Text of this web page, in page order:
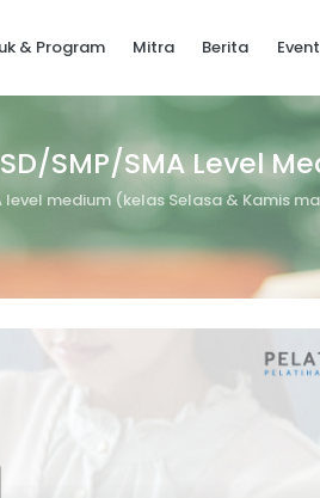
& Program Mitra Berita Event
SMP/SMA Level
level medium (kelas Selasa & Kamis